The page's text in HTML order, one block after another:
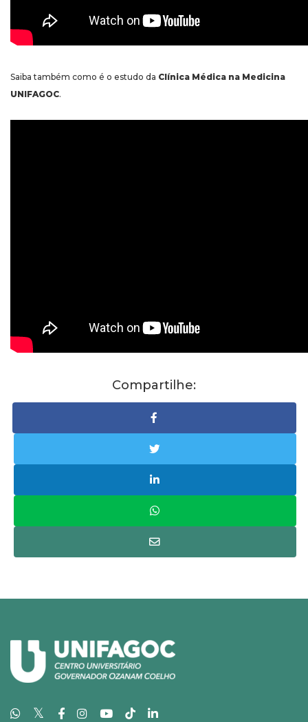
Saiba também como é o estudo da Clínica Médica na Medicina
UNIFAGOC.
Compartilhe:
𝕏